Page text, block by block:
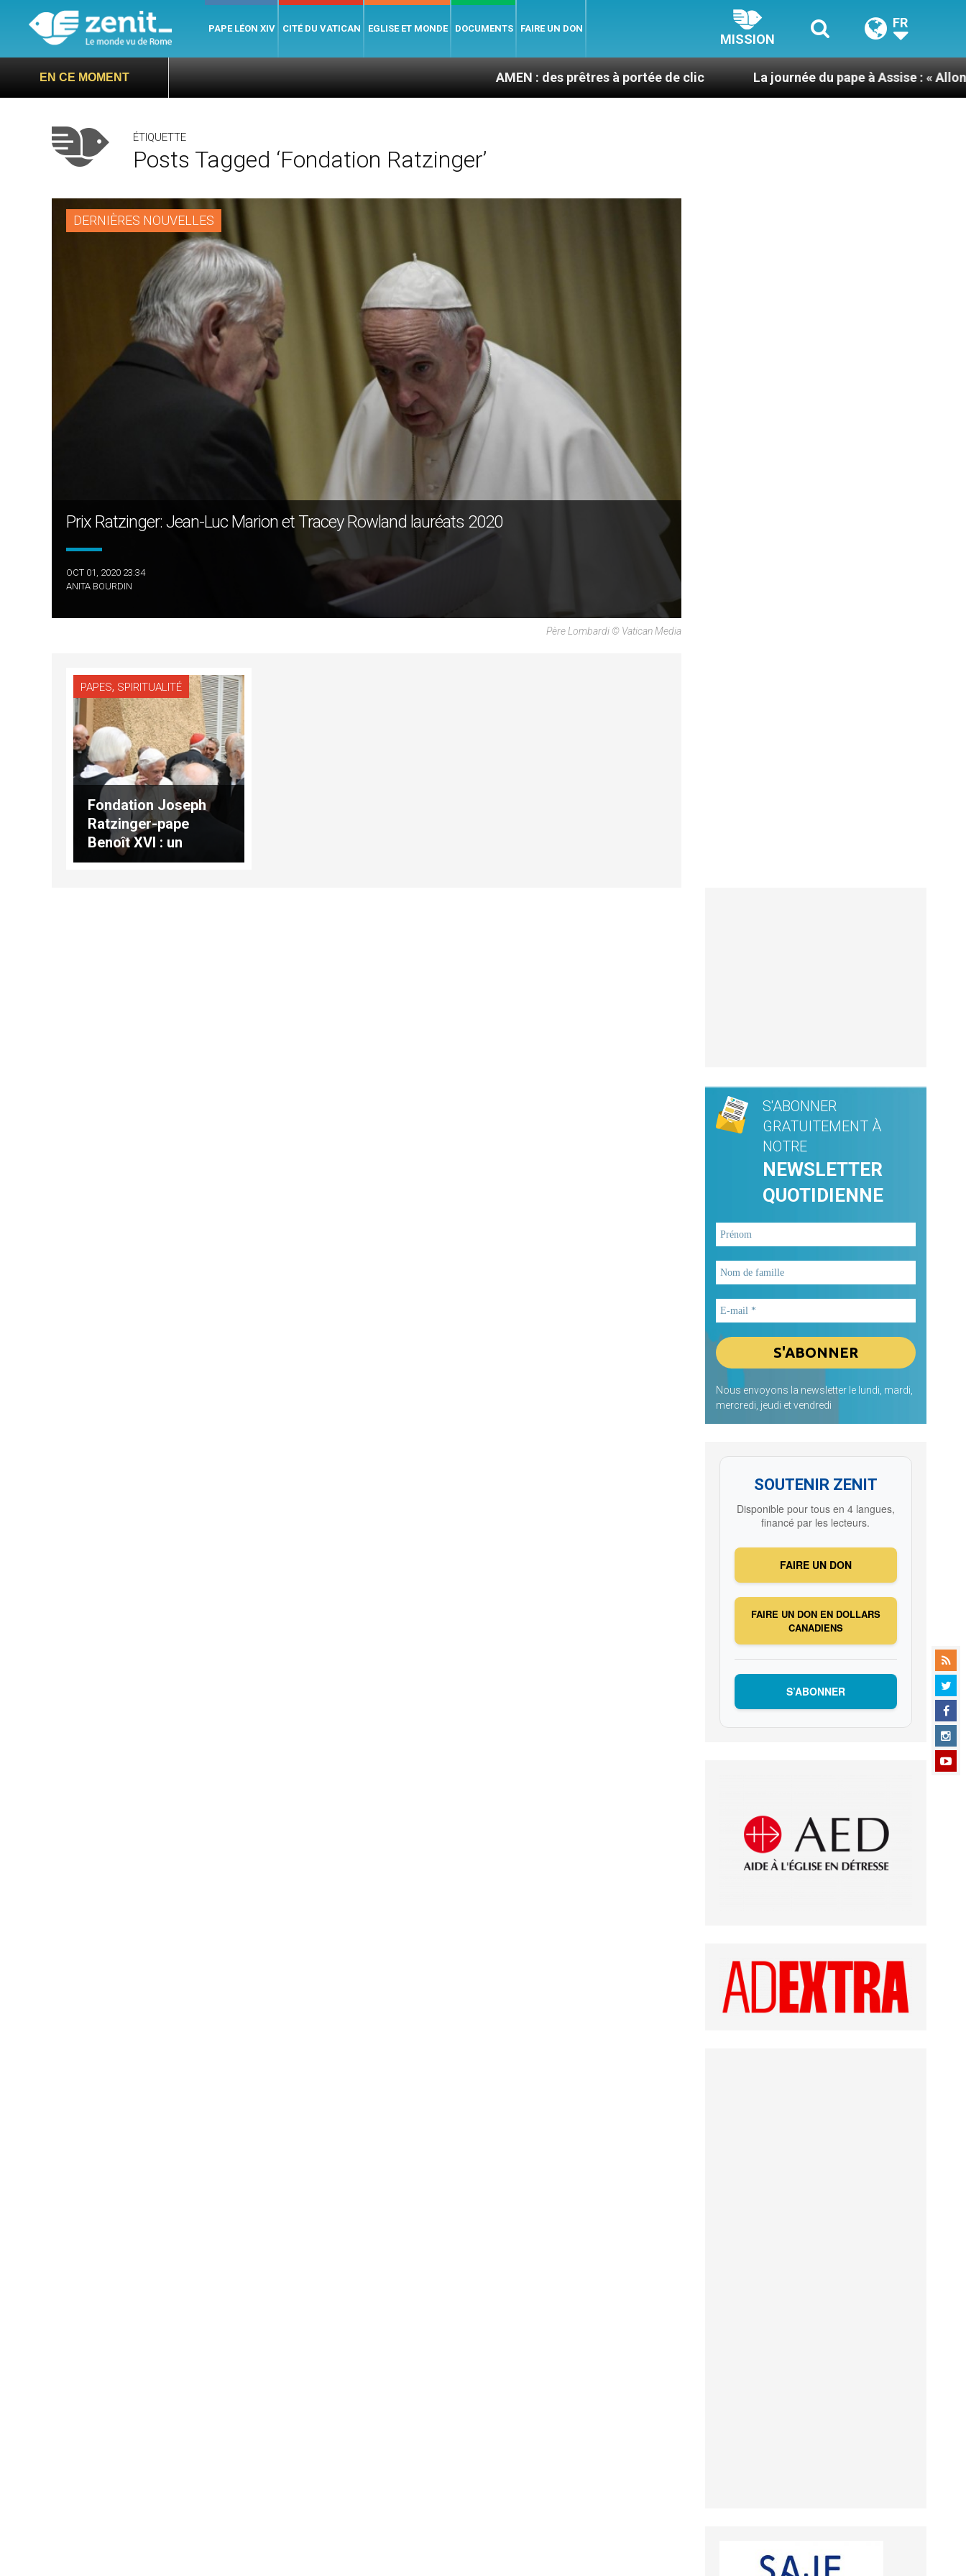
PAPE LÉON XIV CITÉ DU VATICAN EGLISE ET MONDE DOCUMENTS FAIRE UN DON
MISSION
FR
EN CE MOMENT AMEN : des prêtres à portée de clic La journée du pape à Assise : « Allons-y ! Let’s go
ÉTIQUETTE
Posts Tagged ‘Fondation Ratzinger’
DERNIÈRES NOUVELLES
Prix Ratzinger: Jean-Luc Marion et Tracey Rowland lauréats 2020
OCT 01, 2020 23:34
ANITA BOURDIN
Père Lombardi © Vatican Media
PAPES, SPIRITUALITÉ
Fondation Joseph
Ratzinger-pape
Benoît XVI : un
symposium sur le
S'ABONNER
GRATUITEMENT À
NOTRE
NEWSLETTER
QUOTIDIENNE
Nous envoyons la newsletter le lundi, mardi,
mercredi, jeudi et vendredi
SOUTENIR ZENIT
Disponible pour tous en 4 langues,
financé par les lecteurs.
FAIRE UN DON
FAIRE UN DON EN DOLLARS
CANADIENS
S’ABONNER